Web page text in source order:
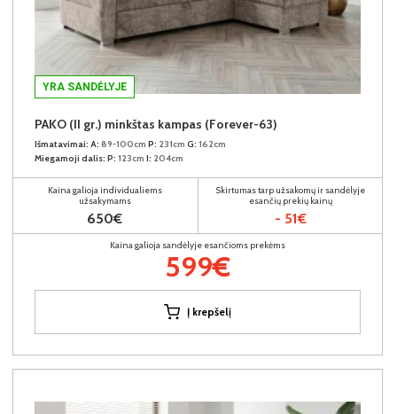
YRA SANDĖLYJE
PAKO (II gr.) minkštas kampas (Forever-63)
Išmatavimai: A: 89-100cm P: 231cm G: 162cm
Miegamoji dalis: P: 123cm I: 204cm
Kaina galioja individualiems
užsakymams
650€
Skirtumas tarp užsakomų ir sandėlyje
esančių prekių kainų
- 51€
Kaina galioja sandėlyje esančioms prekėms
599€
Į krepšelį